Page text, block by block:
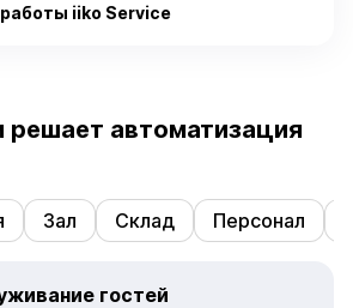
работы iiko Service
решает автоматизация
Зал Склад Персонал
гостей